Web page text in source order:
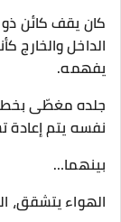
كان يقف كائن
الداخل والخارج
يفهمه.
جلده مغطّى
نفسه يتم إعادة
بينهما…
الهواء يتشقق،